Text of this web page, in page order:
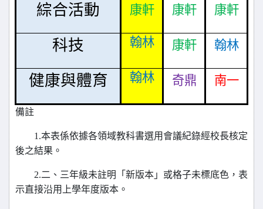
綜合活動 康軒 康軒 康軒
科技 翰林 康軒 翰林
健康與體育 翰林 奇鼎 南一
備註
1.本表係依據各領域教科書選用會議紀錄經校長核定
後之結果。
2.二、三年級未註明「新版本」或格子未標底色，表
示直接沿用上學年度版本。